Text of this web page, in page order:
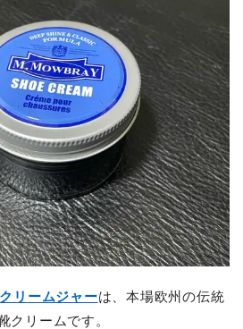
リームジャーは、本場欧州の伝統
クリームです。